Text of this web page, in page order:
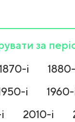
за
і 1880-
і 1960-
2010-і